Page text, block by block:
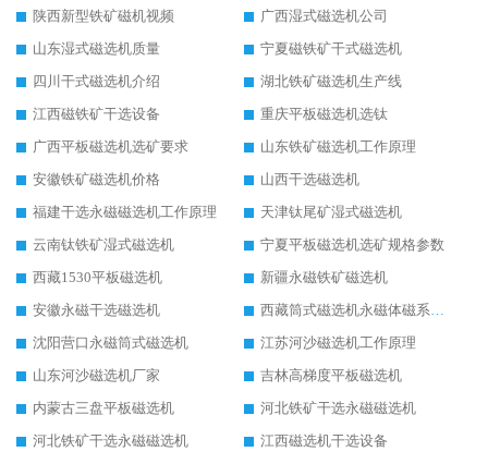
陕西新型铁矿磁机视频
广西湿式磁选机公司
山东湿式磁选机质量
宁夏磁铁矿干式磁选机
四川干式磁选机介绍
湖北铁矿磁选机生产线
江西磁铁矿干选设备
重庆平板磁选机选钛
广西平板磁选机选矿要求
山东铁矿磁选机工作原理
安徽铁矿磁选机价格
山西干选磁选机
福建干选永磁磁选机工作原理
天津钛尾矿湿式磁选机
云南钛铁矿湿式磁选机
宁夏平板磁选机选矿规格参数
西藏1530平板磁选机
新疆永磁铁矿磁选机
安徽永磁干选磁选机
西藏筒式磁选机永磁体磁系设计
沈阳营口永磁筒式磁选机
江苏河沙磁选机工作原理
山东河沙磁选机厂家
吉林高梯度平板磁选机
内蒙古三盘平板磁选机
河北铁矿干选永磁磁选机
河北铁矿干选永磁磁选机
江西磁选机干选设备